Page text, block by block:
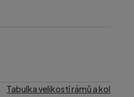
Tabulka velikostí rámů a kol